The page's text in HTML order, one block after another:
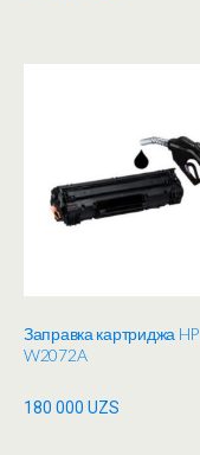
Заправка картриджа HP
W2072A
180 000 UZS